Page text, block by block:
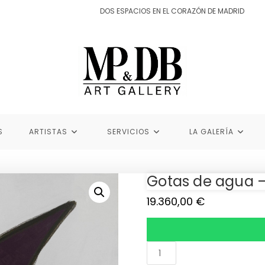
DOS ESPACIOS EN EL CORAZÓN DE MADRID
ARTISTAS SERVICIOS LA GALERÍA
Gotas de agua
19.360,00 €